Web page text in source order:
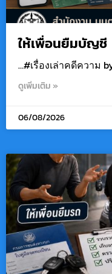
ให้เพื่อนยืมบัญชี
…#เรื่องเล่าคดีความ
ดูเพิ่มเติม »
06/08/2026